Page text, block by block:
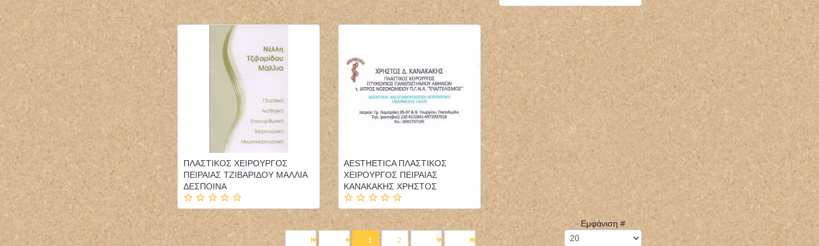
ΠΛΑΣΤΙΚΟΣ ΧΕΙΡΟΥΡΓΟΣ
ΠΕΙΡΑΙΑΣ ΤΖΙΒΑΡΙΔΟΥ ΜΑΛΛΙΑ
ΔΕΣΠΟΙΝΑ
AESTHETICA ΠΛΑΣΤΙΚΟΣ
ΧΕΙΡΟΥΡΓΟΣ ΠΕΙΡΑΙΑΣ
ΚΑΝΑΚΑΚΗΣ ΧΡΗΣΤΟΣ
Εμφάνιση #
1 2